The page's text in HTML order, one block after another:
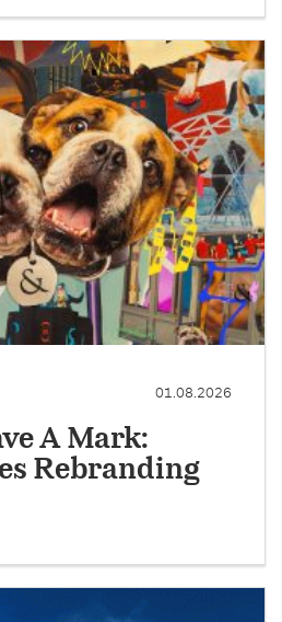
01.08.2026
A Mark:
Rebranding